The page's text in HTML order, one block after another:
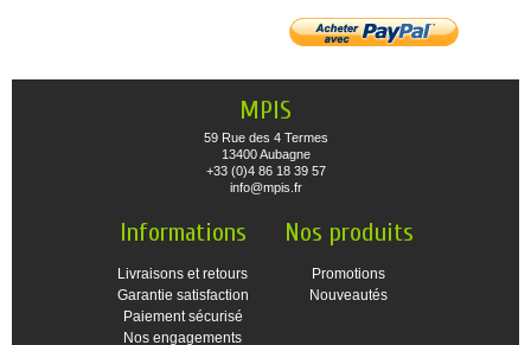
MPIS
59 Rue des 4 Termes
13400 Aubagne
+33 (0)4 86 18 39 57
info@mpis.fr
Informations
Livraisons et retours
Garantie satisfaction
Paiement sécurisé
Nos engagements
Nos produits
Promotions
Nouveautés